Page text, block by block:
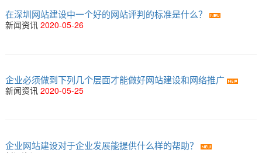
在深圳网站建设中一个好的网站评判的标准是什么？
新闻资讯 2020-05-26
企业必须做到下列几个层面才能做好网站建设和网络推广
新闻资讯 2020-05-25
企业网站建设对于企业发展能提供什么样的帮助？